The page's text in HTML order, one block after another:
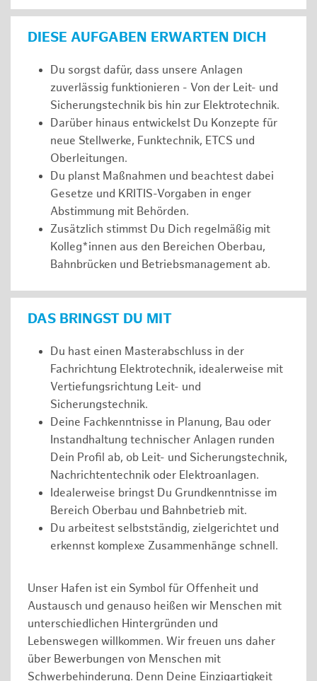
DIESE AUFGABEN ERWARTEN DICH
Du sorgst dafür, dass unsere Anlagen
zuverlässig funktionieren - Von der Leit- und
Sicherungstechnik bis hin zur Elektrotechnik.
Darüber hinaus entwickelst Du Konzepte für
neue Stellwerke, Funktechnik, ETCS und
Oberleitungen.
Du planst Maßnahmen und beachtest dabei
Gesetze und KRITIS-Vorgaben in enger
Abstimmung mit Behörden.
Zusätzlich stimmst Du Dich regelmäßig mit
Kolleg*innen aus den Bereichen Oberbau,
Bahnbrücken und Betriebsmanagement ab.
DAS BRINGST DU MIT
Du hast einen Masterabschluss in der
Fachrichtung Elektrotechnik, idealerweise mit
Vertiefungsrichtung Leit- und
Sicherungstechnik.
Deine Fachkenntnisse in Planung, Bau oder
Instandhaltung technischer Anlagen runden
Dein Profil ab, ob Leit- und Sicherungstechnik,
Nachrichtentechnik oder Elektroanlagen.
Idealerweise bringst Du Grundkenntnisse im
Bereich Oberbau und Bahnbetrieb mit.
Du arbeitest selbstständig, zielgerichtet und
erkennst komplexe Zusammenhänge schnell.
Unser Hafen ist ein Symbol für Offenheit und
Austausch und genauso heißen wir Menschen mit
unterschiedlichen Hintergründen und
Lebenswegen willkommen. Wir freuen uns daher
über Bewerbungen von Menschen mit
Schwerbehinderung. Denn Deine Einzigartigkeit